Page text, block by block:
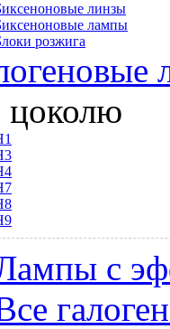
линзы
лампы
розжига
с